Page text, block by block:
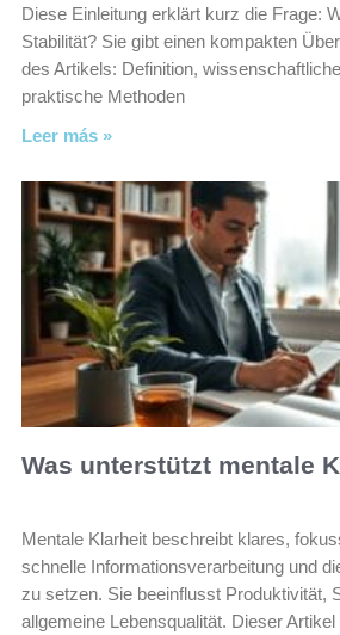
Diese Einleitung erklärt kurz die Frage:
Stabilität? Sie gibt einen kompakten
des Artikels: Definition,
praktische Methoden
Leer más »
Was unterstützt mentale
Mentale Klarheit beschreibt klares,
schnelle Informationsverarbeitung und
zu setzen. Sie beeinflusst Produktivität,
allgemeine Lebensqualität. Dieser Artikel